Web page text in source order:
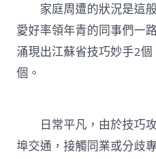
家庭周遭的狀況是這般
愛好率領年青的同事們一
涌現出江蘇省技巧妙手2
個。
日常平凡，由於技巧攻
埠交通，接觸同業或分歧